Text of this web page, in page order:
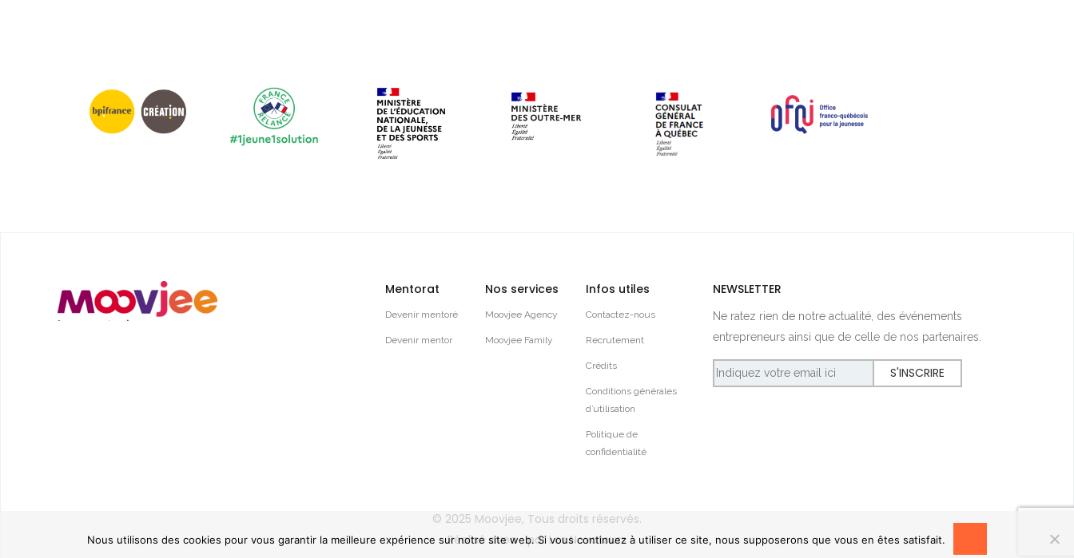
Mentorat
Devenir mentoré
Devenir mentor
Nos services
Moovjee Agency
Moovjee Family
Infos utiles
Contactez-nous
Recrutement
Crédits
Conditions générales
d’utilisation
Politique de
confidentialité
NEWSLETTER
Ne ratez rien de notre actualité, des événements
entrepreneurs ainsi que de celle de nos partenaires.
© 2025 Moovjee, Tous droits réservés.
Réalisé avec par Les Novateurs
Nous utilisons des cookies pour vous garantir la meilleure expérience sur notre site web. Si vous continuez à utiliser ce site, nous supposerons que vous en êtes satisfait.